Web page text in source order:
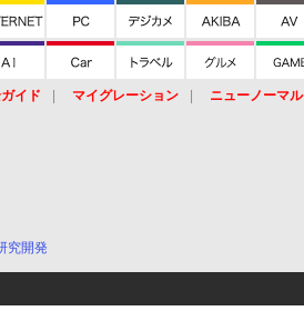
イド マイグレーション ニューノーマル
究開発